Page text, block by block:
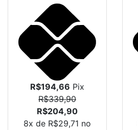
R$194,66 Pix
R$339,90
R$204,90
8x de R$29,71 no